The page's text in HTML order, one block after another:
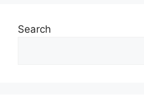
Search